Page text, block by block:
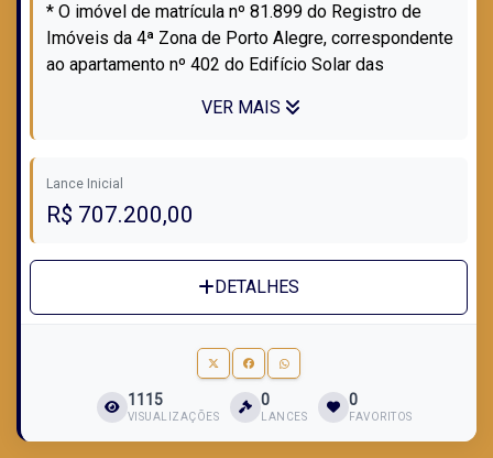
* O imóvel de matrícula nº 81.899 do Registro de
Imóveis da 4ª Zona de Porto Alegre, correspondente
ao apartamento nº 402 do Edifício Solar das
VER MAIS
Lance Inicial
R$ 707.200,00
DETALHES
1115
VISUALIZAÇÕES
0
LANCES
0
FAVORITOS